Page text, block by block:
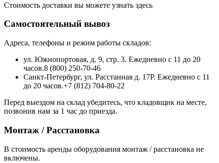
Стоимость доставки вы можете узнать здесь
Самостоятельный вывоз
Адреса, телефоны и режим работы складов:
ул. Южнопортовая, д. 9, стр. 3. Ежедневно с 11 до 20
часов.8 (800) 250-70-46
Санкт-Петербург, ул. Расстанная д. 17Р. Ежедневно с 11
до 20 часов.+7 (812) 704-80-22
Перед выездом на склад убедитесь, что кладовщик на месте,
позвонив нам за 1 час до приезда.
Монтаж / Расстановка
В стоимость аренды оборудования монтаж / расстановка не
включены.